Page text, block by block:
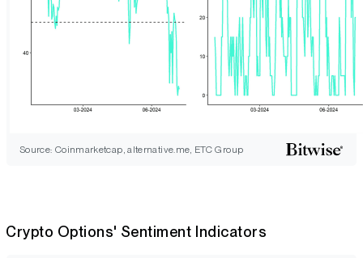
Source: Coinmarketcap, alternative.me, ETC Group
Crypto Options' Sentiment Indicators